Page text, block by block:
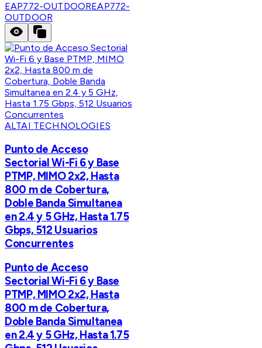
EAP772-OUTDOOREAP772-
OUTDOOR
ALTAI TECHNOLOGIES
Punto de Acceso
Sectorial Wi-Fi 6 y Base
PTMP, MIMO 2x2, Hasta
800 m de Cobertura,
Doble Banda Simultanea
en 2.4 y 5 GHz, Hasta 1.75
Gbps, 512 Usuarios
Concurrentes
Punto de Acceso
Sectorial Wi-Fi 6 y Base
PTMP, MIMO 2x2, Hasta
800 m de Cobertura,
Doble Banda Simultanea
en 2.4 y 5 GHz, Hasta 1.75